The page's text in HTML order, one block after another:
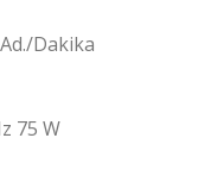
Dakika
75 W